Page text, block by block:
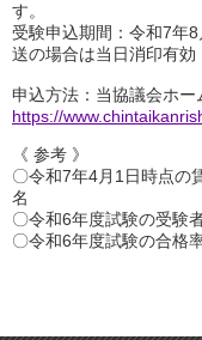
す。
受験申込期間：令和7
送の場合は当日消印有効
申込方法：当協議会ホー
https://
《 参考 》
〇令和7年4月1日時点の
名
〇令和6年度試験の受験
〇令和6年度試験の合格